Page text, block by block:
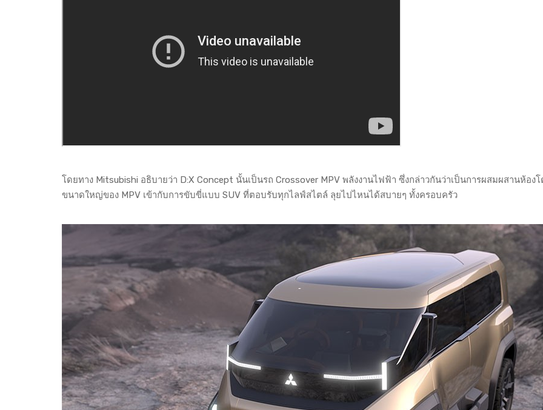
โดยทาง Mitsubishi อธิบายว่า D:X Concept นั้นเป็นรถ Crossover MPV พลังงานไฟฟ้า ซึ่งกล่าวกันว่าเป็นการผสมผสานห้อง
ขนาดใหญ่ของ MPV เข้ากับการขับขี่แบบ SUV ที่ตอบรับทุกไลฟ์สไตล์ ลุยไปไหนได้สบายๆ ทั้งครอบครัว